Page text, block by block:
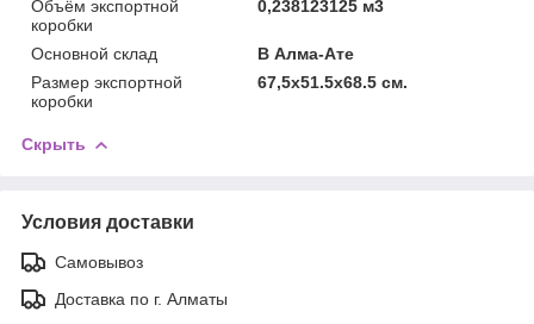
Объём экспортной
коробки
0,238123125 м3
Основной склад
В Алма-Ате
Размер экспортной
коробки
67,5x51.5x68.5 см.
Скрыть
Условия доставки
Самовывоз
Доставка по г. Алматы